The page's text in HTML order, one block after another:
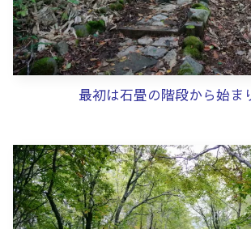
最初は石畳の階段から始ま